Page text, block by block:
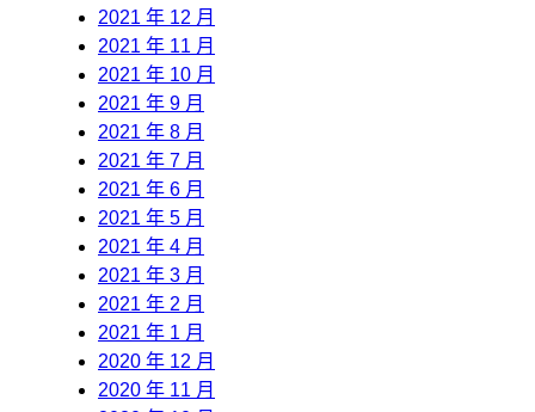
2021 年 12 月
2021 年 11 月
2021 年 10 月
2021 年 9 月
2021 年 8 月
2021 年 7 月
2021 年 6 月
2021 年 5 月
2021 年 4 月
2021 年 3 月
2021 年 2 月
2021 年 1 月
2020 年 12 月
2020 年 11 月